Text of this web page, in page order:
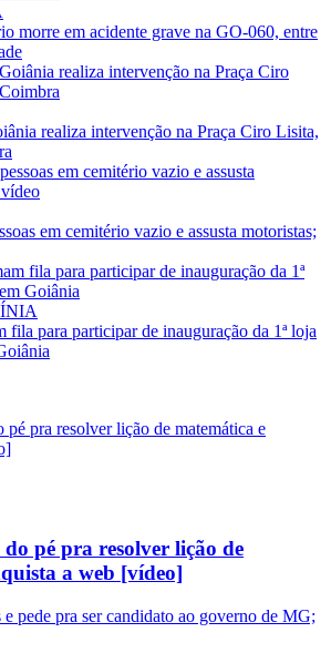
morre em acidente grave na GO-060, entre
realiza intervenção na Praça Ciro Lisita,
em cemitério vazio e assusta motoristas;
fila para participar de inauguração da 1ª loja
pé pra resolver lição de
a web [vídeo]